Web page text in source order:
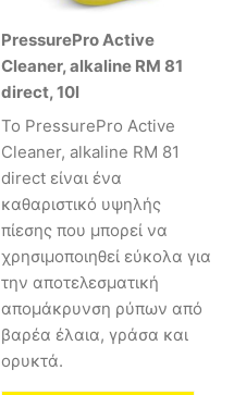
PressurePro Active
Cleaner, alkaline RM 81
direct, 10l
Το PressurePro Active
Cleaner, alkaline RM 81
direct είναι ένα
καθαριστικό υψηλής
πίεσης που μπορεί να
χρησιμοποιηθεί εύκολα για
την αποτελεσματική
απομάκρυνση ρύπων από
βαρέα έλαια, γράσα και
ορυκτά.